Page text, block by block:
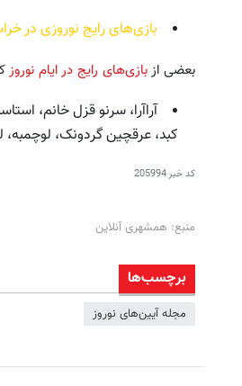
بازی‌های رایج نوروزی در
بعضی از بازی‌های رایج در ایام نوروز
آراآرا، سرنو قزل خانم،
کبد، عرقچین گردونک،
کد خبر205994
منبع: همشهری آنلاین
برچسب‌ها
مجله آیین‌های نوروز